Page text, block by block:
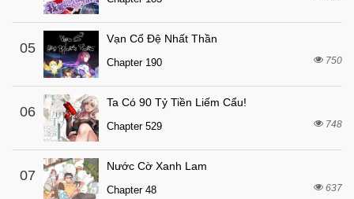
Chapter 8
Chapter 7 7 tháng trước
Chapter 6
Chapter 5 7 tháng trước
Chapter 4
Chapter 3.5
Chapter 3 7 tháng trước
Chapter 2
05
Vạn Cổ Đệ Nhất Thần
Chapter 190 750
06
Ta Có 90 Tỷ Tiền Liếm Cẩu!
Chapter 529 748
07
Nước Cờ Xanh Lam
Chapter 48 637